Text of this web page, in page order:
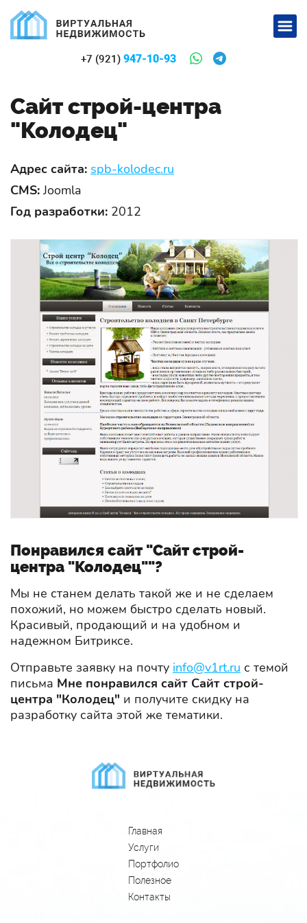
+7 (921) 947-10-93
Сайт строй-центра
"Колодец"
Адрес сайта: spb-kolodec.ru
CMS:Joomla
Год разработки: 2012
Понравился сайт "Сайт строй-
центра "Колодец""?
Мы не станем делать такой же и не сделаем
похожий, но можем быстро сделать новый.
Красивый, продающий и на удобном и
надежном Битриксе.
Отправьте заявку на почту info@v1rt.ru с темой
письма Мне понравился сайт Сайт строй-
центра "Колодец" и получите скидку на
разработку сайта этой же тематики.
Главная
Услуги
Портфолио
Полезное
Контакты